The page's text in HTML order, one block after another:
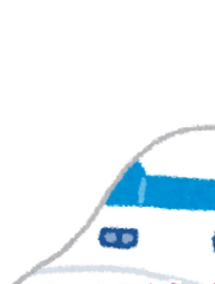
イベント・グッズ
YouTube
会社情報